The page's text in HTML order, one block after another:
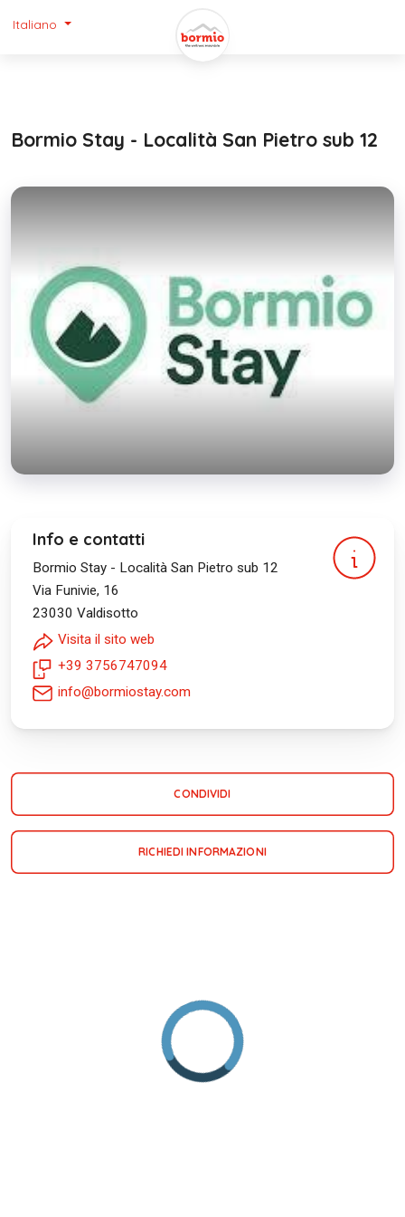
Italiano
Bormio Stay - Località San Pietro sub 12
Info e contatti
Bormio Stay - Località San Pietro sub 12
Via Funivie, 16
23030 Valdisotto
Visita il sito web
+39 3756747094
info@bormiostay.com
CONDIVIDI
RICHIEDI INFORMAZIONI